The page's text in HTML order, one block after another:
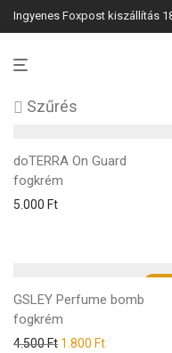
Ingyenes Foxpost kiszállítás
Szűrés
doTERRA On Guard
fogkrém
5.000 Ft
GSLEY Perfume bomb
fogkrém
4.500Ft 1.800 Ft